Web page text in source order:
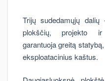
Trijų sudedamųjų dalių
plokščių, projekto ir
garantuoja greitą
eksploatacinius kaštus.